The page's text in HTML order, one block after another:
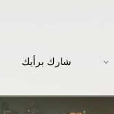
شارك برأيك